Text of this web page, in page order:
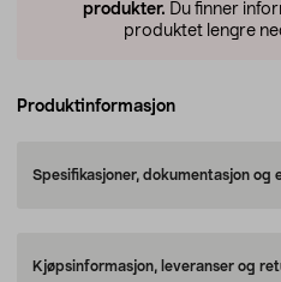
produkter. Du finner
produktet lengre
Produktinformasjon
Spesifikasjoner, dokumentasjon og
Kjøpsinformasjon, leveranser og